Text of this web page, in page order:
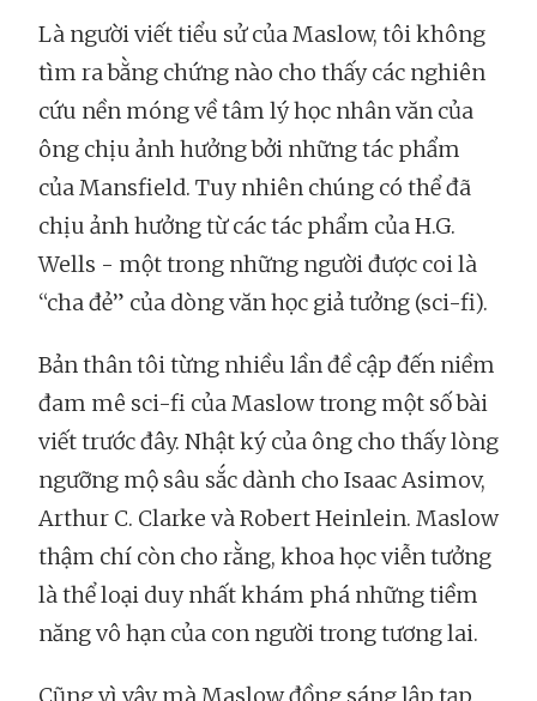
Là người viết tiểu sử của Maslow, tôi không
tìm ra bằng chứng nào cho thấy các nghiên
cứu nền móng về tâm lý học nhân văn của
ông chịu ảnh hưởng bởi những tác phẩm
của Mansfield. Tuy nhiên chúng có thể đã
chịu ảnh hưởng từ các tác phẩm của H.G.
Wells - một trong những người được coi là
“cha đẻ” của dòng văn học giả tưởng (sci-fi).
Bản thân tôi từng nhiều lần đề cập đến niềm
đam mê sci-fi của Maslow trong một số bài
viết trước đây. Nhật ký của ông cho thấy lòng
ngưỡng mộ sâu sắc dành cho Isaac Asimov,
Arthur C. Clarke và Robert Heinlein. Maslow
thậm chí còn cho rằng, khoa học viễn tưởng
là thể loại duy nhất khám phá những tiềm
năng vô hạn của con người trong tương lai.